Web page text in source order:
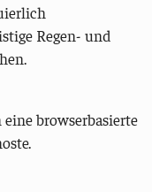
Regen- und
eine browserbasierte